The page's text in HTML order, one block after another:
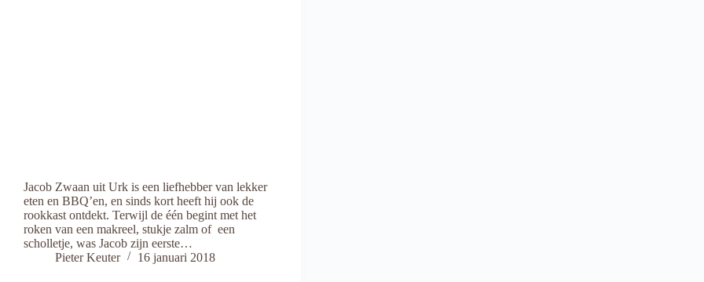
Jacob Zwaan uit Urk is een liefhebber van lekker
eten en BBQ’en, en sinds kort heeft hij ook de
rookkast ontdekt. Terwijl de één begint met het
roken van een makreel, stukje zalm of een
scholletje, was Jacob zijn eerste…
Pieter Keuter
16 januari 2018